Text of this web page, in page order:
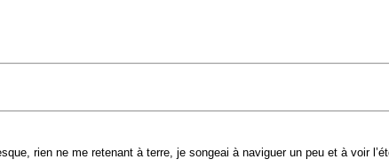
rien ne me retenant à terre, je songeai à naviguer un peu et à voir